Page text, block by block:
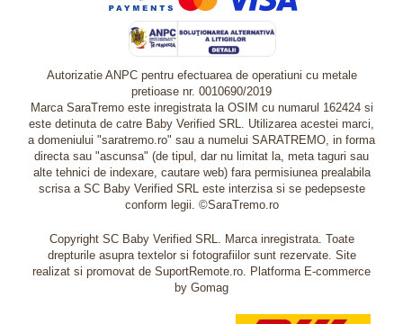
Autorizatie ANPC pentru efectuarea de operatiuni cu metale
pretioase nr. 0010690/2019
Marca SaraTremo este inregistrata la OSIM cu numarul 162424 si
este detinuta de catre Baby Verified SRL. Utilizarea acestei marci,
a domeniului "saratremo.ro" sau a numelui SARATREMO, in forma
directa sau "ascunsa" (de tipul, dar nu limitat la, meta taguri sau
alte tehnici de indexare, cautare web) fara permisiunea prealabila
scrisa a SC Baby Verified SRL este interzisa si se pedepseste
conform legii. ©SaraTremo.ro
Copyright SC Baby Verified SRL. Marca inregistrata. Toate
drepturile asupra textelor si fotografiilor sunt rezervate. Site
realizat si promovat de SuportRemote.ro. Platforma E-commerce
by Gomag